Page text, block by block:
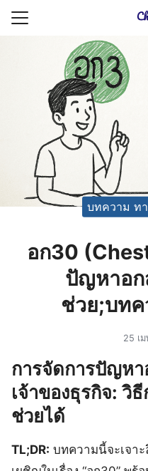
Skip
ยความเป็นส่วนตัว
ญชี (Accounting service)
ญชี (Accounting
บทความ ท
อก30
ปัญหาอก
ช่วย;บทค
25 เ
การจัดการปัญห
เจ้าของธุรกิจ: วิ
ช่วยได้
TL;DR: บทความนี้จะเจา